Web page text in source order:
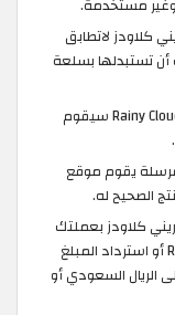
كلاودز لاتطابق
تستبدلها بسلعة
بمجرد استرداد المنتج من قبل موقع Rainy Clouds سيقوم
يقوم موقع
الصحيح له.
كلاودز بعملتك
المحلية فستتلقى رصيد Rainy Clouds OG أو استرداد المبلغ
الريال السعودي أو